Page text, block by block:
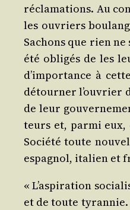
récla­ma­tions. Au
les ouvriers
Sachons que rien
été obli­gés de les
d’im­por­tance à
détour­ner l’ou­vrier
de leur
teurs et, par­mi
Socié­té toute
espa­gnol, ita­lien et
« L’as­pi­ra­tion
et de toute